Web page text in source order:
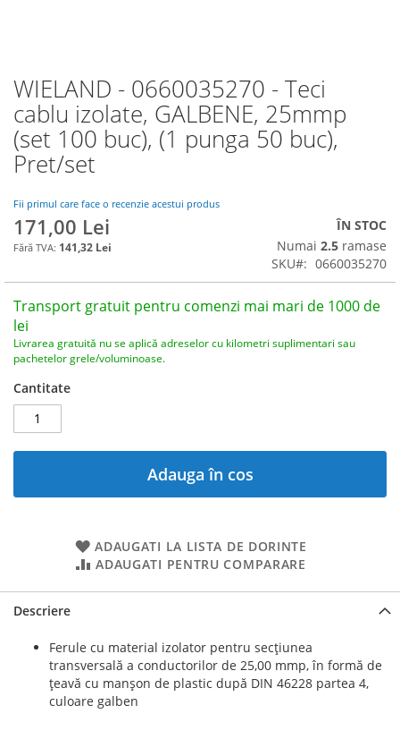
WIELAND - 0660035270 - Teci
cablu izolate, GALBENE, 25mmp
(set 100 buc), (1 punga 50 buc),
Pret/set
Fii primul care face o recenzie acestui produs
171,00 Lei
141,32 Lei
ÎN STOC
Numai 2.5 ramase
SKU
0660035270
Transport gratuit pentru comenzi mai mari de 1000 de
lei
Livrarea gratuită nu se aplică adreselor cu kilometri suplimentari sau
pachetelor grele/voluminoase.
Cantitate
Adauga în cos
ADAUGATI LA LISTA DE DORINTE
ADAUGATI PENTRU COMPARARE
Skip
to
the
beginning
of
the
gallery
Descriere
Ferule cu material izolator pentru secțiunea
transversală a conductorilor de 25,00 mmp, în formă de
țeavă cu manșon de plastic după DIN 46228 partea 4,
culoare galben